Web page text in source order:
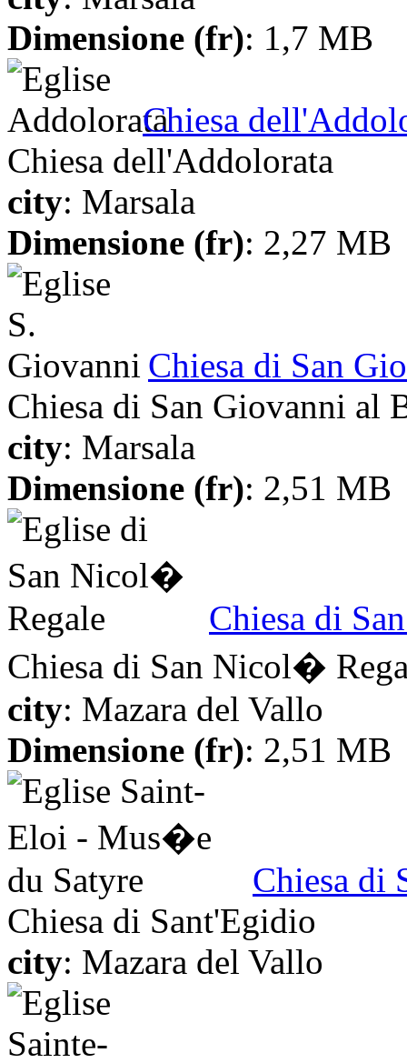
Dimensione (fr): 1,7 MB
Chiesa
Chiesa dell'Addolorata
city: Marsala
Dimensione (fr): 2,27 MB
Chiesa di San
Chiesa di San Giovanni al
city: Marsala
Dimensione (fr): 2,51 MB
Chiesa di
Chiesa di San Nicol�
city: Mazara del Vallo
Dimensione (fr): 2,51 MB
Chiesa di
Chiesa di Sant'Egidio
city: Mazara del Vallo